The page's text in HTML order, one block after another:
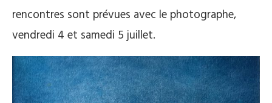
rencontres sont prévues avec le photographe,
vendredi 4 et samedi 5 juillet.